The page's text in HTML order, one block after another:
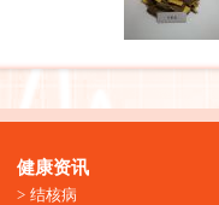
健康资讯
结核病